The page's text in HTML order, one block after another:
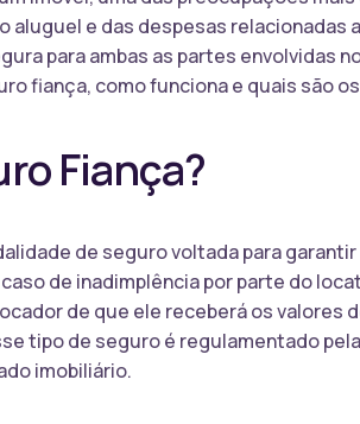
aluguel e das despesas
para ambas as partes envolvidas
fiança, como funciona e quais são
Fiança?
de seguro voltada para
de inadimplência por parte do
de que ele receberá os valores
tipo de seguro é regulamentado
imobiliário.